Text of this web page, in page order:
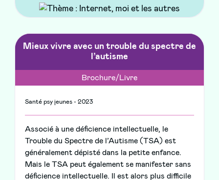
Mieux vivre avec un trouble du spectre de
l’autisme
Brochure/Livre
Santé psy jeunes - 2023
Associé à une déficience intellectuelle, le
Trouble du Spectre de l’Autisme (TSA) est
généralement dépisté dans la petite enfance.
Mais le TSA peut également se manifester sans
déficience intellectuelle. Il est alors plus difficile